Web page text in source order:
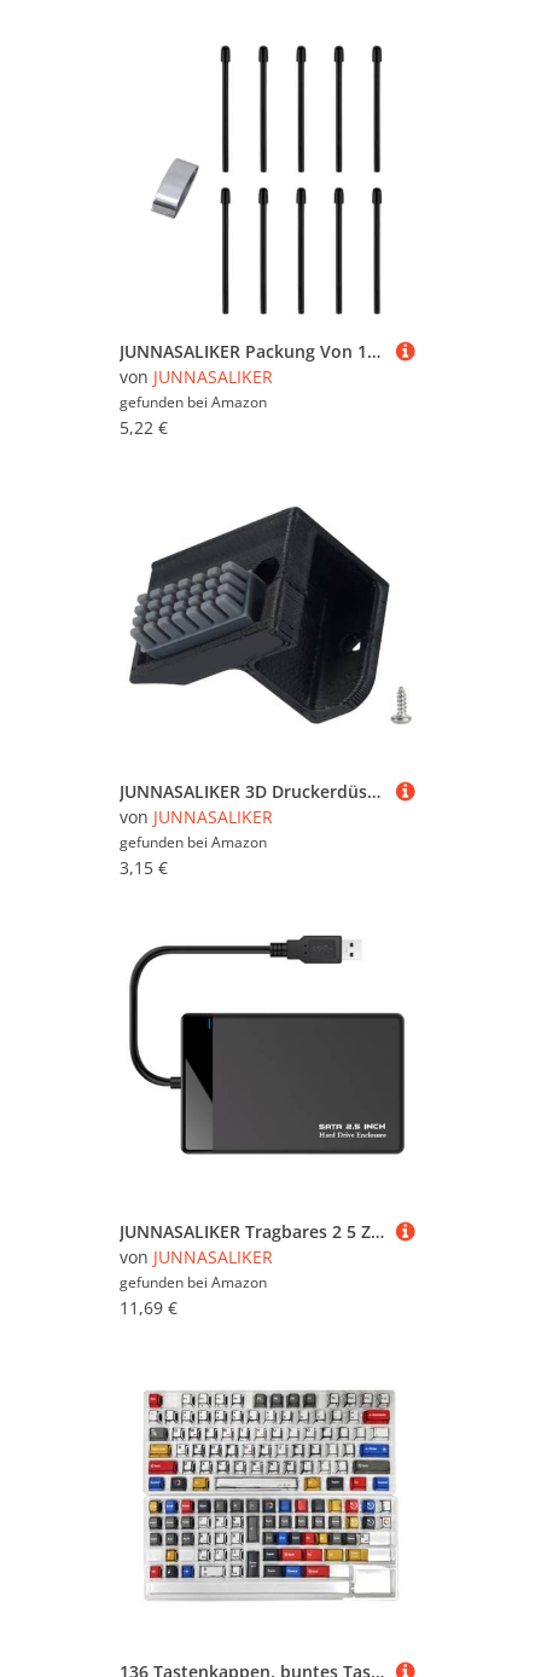
JUNNASALIKER Packung Von 10 Haltbarkeits Touch Stiftnibs Für DTK2421 DTH3221 DTK2421 DTK1661 DTK2260 DTHW1320 DTHW1321 Einfache Installation
von JUNNASALIKER
gefunden bei Amazon
5,22 €
JUNNASALIKER 3D Druckerdüsenreiniger Düsenwischer Hohe Temperaturfest Gegen Die Lebensdauer Von 3D Druckerdüsen Und des Druckens
von JUNNASALIKER
gefunden bei Amazon
3,15 €
JUNNASALIKER Tragbares 2 5 Zoll Festplattengehäusefall 2 5 Zoll Externer Festplatten Gehäuse USB3.0 Datenübertragungsfall Für PC Laptop
von JUNNASALIKER
gefunden bei Amazon
11,69 €
136 Tastenkappen, buntes Tastenkappen-Set, wärmesublimiert, für mechanische Tastaturen, für Gamer und Designer